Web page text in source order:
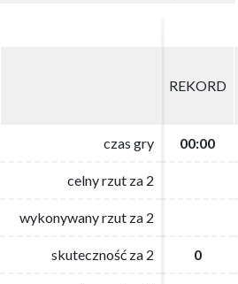
REKORD
czas gry 00:00
celny rzut za 2
wykonywany rzut za 2
skuteczność za 2 0
REKORD
czas gry 00:00
celny rzut za 2
wykonywany rzut za 2
skuteczność za 2 0